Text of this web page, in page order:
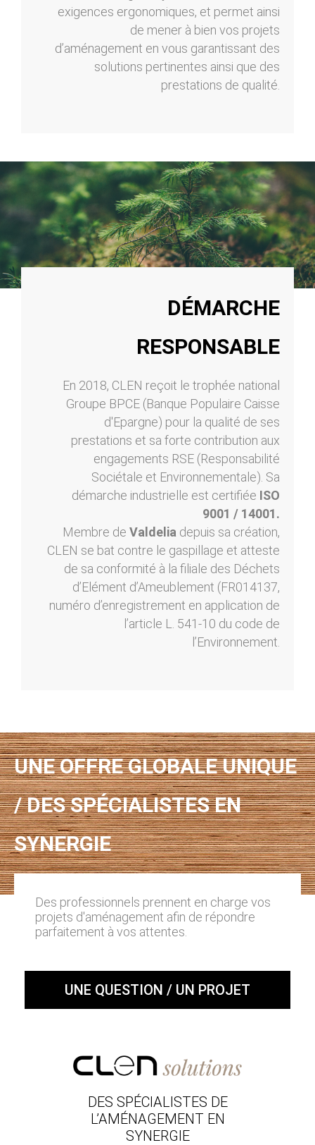
exigences ergonomiques, et permet ainsi
de mener à bien vos projets
d’aménagement en vous garantissant des
solutions pertinentes ainsi que des
prestations de qualité.
DÉMARCHE
RESPONSABLE
En 2018, CLEN reçoit le trophée national
Groupe BPCE (Banque Populaire Caisse
d'Epargne) pour la qualité de ses
prestations et sa forte contribution aux
engagements RSE (Responsabilité
Sociétale et Environnementale). Sa
démarche industrielle est certifiée ISO
9001 / 14001.
Membre de Valdelia depuis sa création,
CLEN se bat contre le gaspillage et atteste
de sa conformité à la filiale des Déchets
d’Elément d’Ameublement (FR014137,
numéro d’enregistrement en application de
l’article L. 541-10 du code de
l’Environnement.
UNE OFFRE GLOBALE UNIQUE
/ DES SPÉCIALISTES EN
SYNERGIE
Des professionnels prennent en charge vos
projets d'aménagement afin de répondre
parfaitement à vos attentes.
UNE QUESTION / UN PROJET
DES SPÉCIALISTES DE
L’AMÉNAGEMENT EN
SYNERGIE